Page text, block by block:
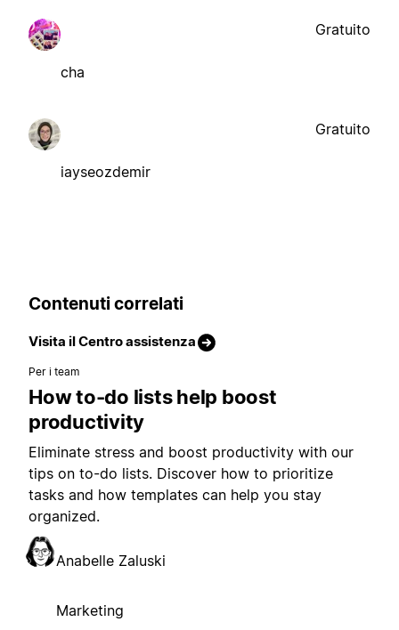
cha
Gratuito
iayseozdemir
Gratuito
Contenuti correlati
Visita il Centro assistenza
Per i team
How to-do lists help boost
productivity
Eliminate stress and boost productivity with our
tips on to-do lists. Discover how to prioritize
tasks and how templates can help you stay
organized.
Anabelle Zaluski
Marketing